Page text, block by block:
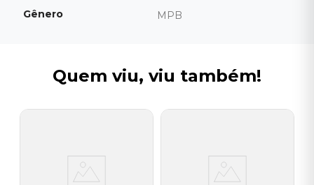
Gênero MPB
Quem viu, viu também!